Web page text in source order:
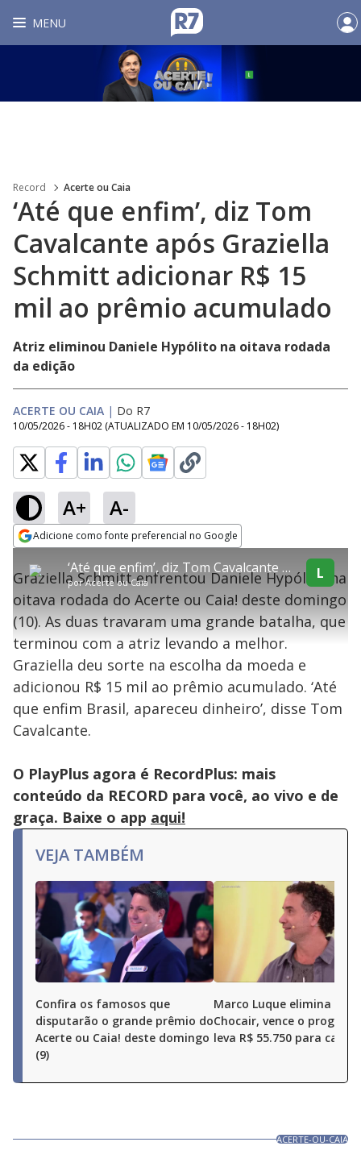
MENU
Record Acerte ou Caia
‘Até que enfim’, diz Tom
Cavalcante após Graziella
Schmitt adicionar R$ 15
mil ao prêmio acumulado
Atriz eliminou Daniele Hypólito na oitava rodada
da edição
ACERTE OU CAIA | Do R7
10/05/2026 - 18H02 (ATUALIZADO EM 10/05/2026 - 18H02)
A+ A-
Adicione como fonte preferencial no Google
Opens in new window
a
window.
modal
can
be
by
the
key
or
activating
button.
explore
Conteúdo bloqueado
Lamentamos, mas o vídeo que está tentando assisitr é de exibição
exclusiva em território brasileiro :-(
‘Até que enfim’, diz Tom Cavalcante após Graziella Schmitt adicionar R$ 15 mil ao prêmio acumulado
porAcerte ou Caia
L
Graziella Schmitt enfrentou Daniele Hypólito na
oitava rodada do Acerte ou Caia! deste domingo
(10). As duas travaram uma grande batalha, que
terminou com a atriz levando a melhor.
Graziella deu sorte na escolha da moeda e
adicionou R$ 15 mil ao prêmio acumulado. ‘Até
que enfim Brasil, apareceu dinheiro’, disse Tom
Cavalcante.
O PlayPlus agora é RecordPlus: mais
conteúdo da RECORD para você, ao vivo e de
graça. Baixe o app aqui!
VEJA TAMBÉM
Confira os famosos que
disputarão o grande prêmio do
Acerte ou Caia! deste domingo
(9)
Marco Luque elimina
Chocair, vence o
leva R$ 55.750 para casa
ACERTE-OU-CAIA